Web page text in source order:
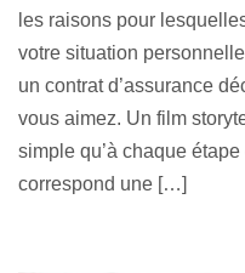
les raisons pour
votre situation
un contrat d’assurance
vous aimez. Un film
simple qu’à chaque
correspond une […]